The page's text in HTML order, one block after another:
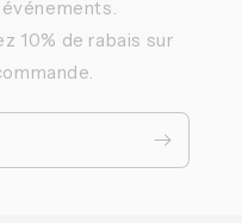
10% de rabais sur